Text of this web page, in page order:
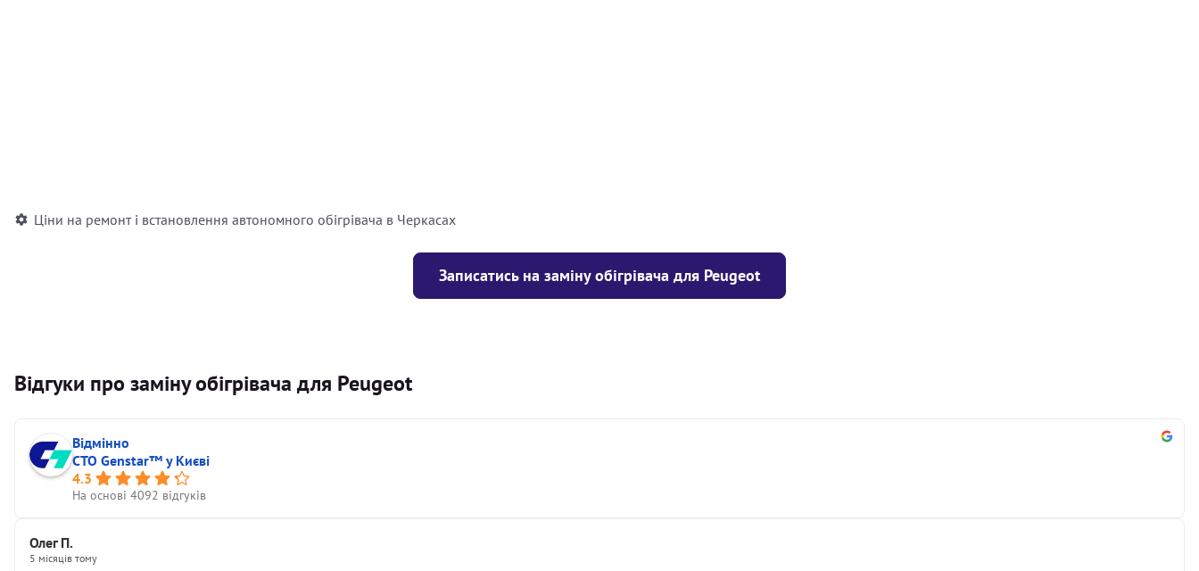
Ціни на ремонт і встановлення автономного обігрівача в Черкасах
Записатись на заміну обігрівача для Peugeot
Відгуки про заміну обігрівача для Peugeot
Відмінно
СТО Genstar™ у Києві
4.3
На основі 4092 відгуків
Олег П.
5 місяців тому